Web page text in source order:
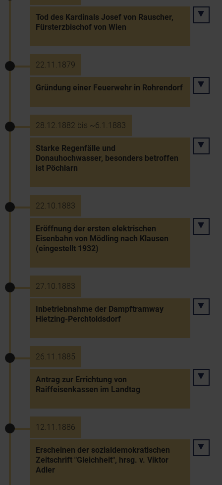
Tod des Kardinals Josef von Rauscher,
Fürsterzbischof von Wien
22.11.1879
Gründung einer Feuerwehr in Rohrendorf
28.12.1882 bis ~6.1.1883
Starke Regenfälle und
Donauhochwasser, besonders betroffen
ist Pöchlarn
22.10.1883
Eröffnung der ersten elektrischen
Eisenbahn von Mödling nach Klausen
(eingestellt 1932)
27.10.1883
Inbetriebnahme der Dampftramway
Hietzing-Perchtoldsdorf
26.11.1885
Antrag zur Errichtung von
Raiffeisenkassen im Landtag
12.11.1886
Erscheinen der sozialdemokratischen
Zeitschrift "Gleichheit", hrsg. v. Viktor
Adler